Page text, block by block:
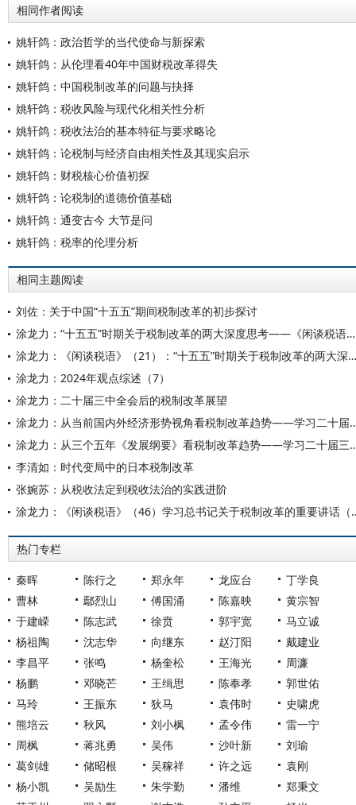
相同作者阅读
姚轩鸽：政治哲学的当代使命与新探索
姚轩鸽：从伦理看40年中国财税改革得失
姚轩鸽：中国税制改革的问题与抉择
姚轩鸽：税收风险与现代化相关性分析
姚轩鸽：税收法治的基本特征与要求略论
姚轩鸽：论税制与经济自由相关性及其现实启示
姚轩鸽：财税核心价值初探
姚轩鸽：论税制的道德价值基础
姚轩鸽：通变古今 大节是问
姚轩鸽：税率的伦理分析
相同主题阅读
刘佐：关于中国“十五五”期间税制改革的初步探讨
涂龙力：“十五五”时期关于税制改革的两大深度思考——《闲谈税语》（21）
涂龙力：《闲谈税语》（21）：“十五五”时期关于税制改革的两大深度思考
涂龙力：2024年观点综述（7）
涂龙力：二十届三中全会后的税制改革展望
涂龙力：从当前国内外经济形势
涂龙力：从三个五年《发展纲
李清如：时代变局中的日本税制改革
张婉苏：从税收法定到税收法治的实践进阶
涂龙力：《闲谈税语
热门专栏
秦晖 陈行之 郑永年 龙应台
丁学良
曹林
鄢烈山 傅国涌 陈嘉映
黄宗智
于建嵘
陈志武 徐贲 郭宇宽
马立诚
杨祖陶
沈志华 向继东 赵汀阳
戴建业
李昌平
张鸣 杨奎松 王海光
周濂
杨鹏
邓晓芒 王缉思 陈奉孝
郭世佑
马玲
王振东 狄马 袁伟时
史啸虎
熊培云
秋风 刘小枫 孟令伟
雷一宁
周枫
蒋兆勇 吴伟 沙叶新
刘瑜
葛剑雄
储昭根 吴稼祥 许之远
袁刚
杨小凯
吴励生 朱学勤 潘维
郑秉文